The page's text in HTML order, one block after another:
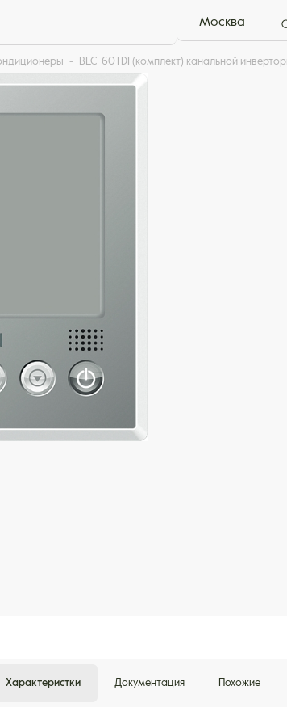
Москва
BLC-60TDI (комплект) канальной
Характеристки Документация Похожие